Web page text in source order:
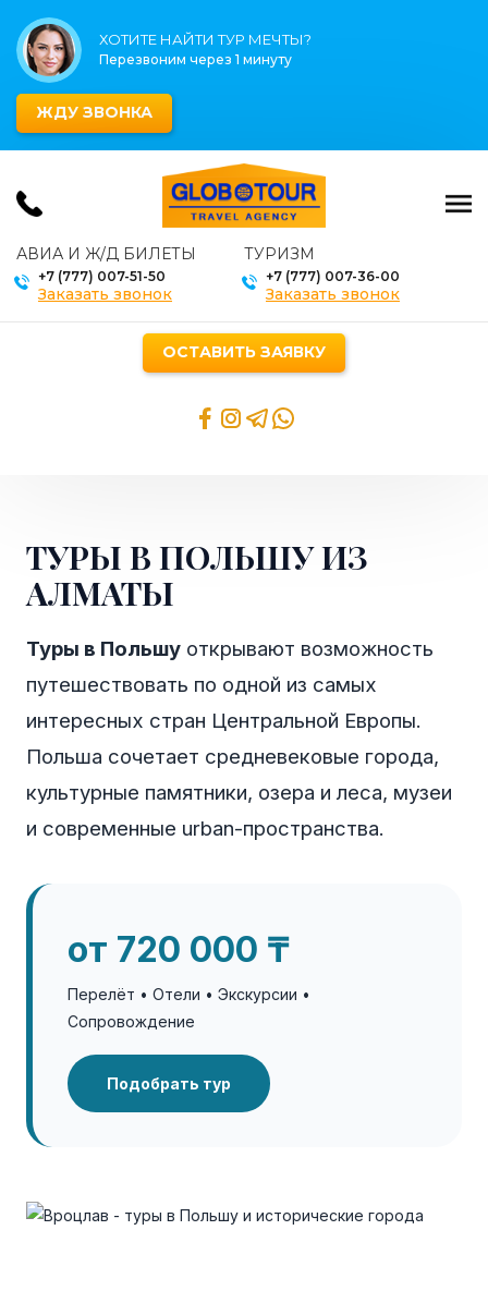
ХОТИТЕ НАЙТИ ТУР МЕЧТЫ?
Перезвоним через 1 минуту
ЖДУ ЗВОНКА
АВИА И Ж/Д БИЛЕТЫ
+7 (777) 007-51-50
Заказать звонок
ТУРИЗМ
+7 (777) 007-36-00
Заказать звонок
ОСТАВИТЬ ЗАЯВКУ
ТУРЫ В ПОЛЬШУ ИЗ
АЛМАТЫ
Туры в Польшу открывают возможность
путешествовать по одной из самых
интересных стран Центральной Европы.
Польша сочетает средневековые города,
культурные памятники, озера и леса, музеи
и современные urban-пространства.
от 720 000 ₸
Перелёт • Отели • Экскурсии •
Сопровождение
Подобрать тур